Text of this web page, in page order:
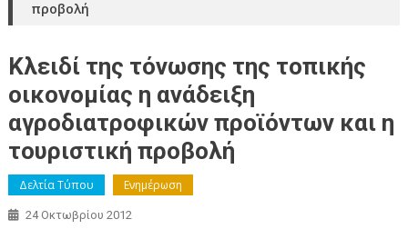
προβολή
Κλειδί της τόνωσης της τοπικής
οικονομίας η ανάδειξη
αγροδιατροφικών προϊόντων και η
τουριστική προβολή
Δελτία Τύπου Ενημέρωση
24 Οκτωβρίου 2012